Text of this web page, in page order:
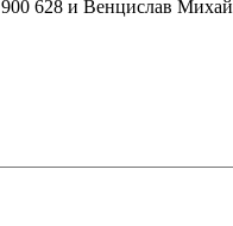
628 и Венцислав